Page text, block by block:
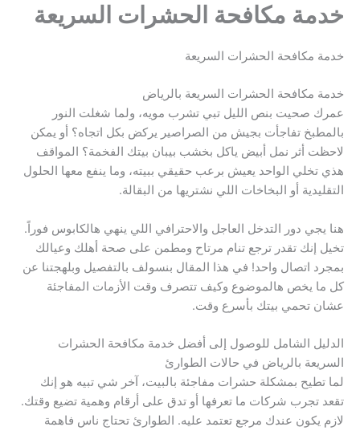
خدمة مكافحة الحشرات السريعة
خدمة مكافحة الحشرات السريعة
خدمة مكافحة الحشرات السريعة بالرياض
عمرك صحيت بنص الليل تبي تشرب مويه، ولما شغلت النور
بالمطبخ تفاجأت بجيش من الصراصير يركض بكل اتجاه؟ أو يمكن
لاحظت أثر نمل أبيض ياكل بخشب بيبان بيتك الفخمة؟ المواقف
هذي تخلي الواحد يعيش برعب حقيقي ببيته، وما ينفع معها الحلول
التقليدية أو البخاخات اللي نشتريها من البقالة.
هنا يجي دور التدخل العاجل والاحترافي اللي ينهي هالكابوس فوراً.
تخيل إنك تقدر ترجع تنام مرتاح ومطمن على صحة أهلك وعيالك
بمجرد اتصال واحد! في هذا المقال بنسولف بالتفصيل وبلهجتنا عن
كل ما يخص هالموضوع وكيف تتصرف وقت الأزمات المفاجئة
عشان تحمي بيتك بأسرع وقت.
الدليل الشامل للوصول إلى أفضل خدمة مكافحة الحشرات
السريعة بالرياض في حالات الطوارئ
لما تطيح بمشكلة حشرات مفاجئة بالبيت، آخر شي تبيه هو إنك
تقعد تجرب شركات ما تعرفها أو تدق على أرقام وهمية تضيع وقتك.
لازم يكون عندك مرجع تعتمد عليه. الطوارئ تحتاج ناس فاهمة